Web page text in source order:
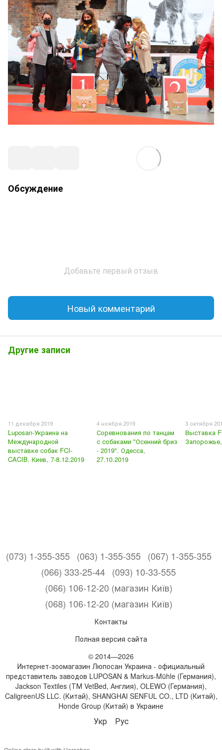
Обсуждение
Добавьте первый отзыв
Новый комментарий
Другие записи
11 декабря 2019
Luposan-Украина на
Международной
выставке собак FCI-
CACIB. Киев, 7-8.12.2019
4 ноября 2019
Соревнования по танцам
с собаками "Осенний бриз
- 2019". Одесса,
27.10.2019
3 октября
Выставка
(073) 1-355-355 (063) 1-355-355 (067) 1-355-355
(066) 333-25-44 (093) 10-33-555
(066) 106-12-20 (магазин Київ)
(068) 106-12-20 (магазин Київ)
Контакты
Полная версия сайта
© 2014—2026
Интернет-зоомагазин Люпосан Украина - официальный
представитель заводов LUPOSAN & Markus-Mühle (Германия),
Jackson Textiles (ТМ VetBed, Англия), OLEWO (Германия),
CaligreenUS LLC. (Китай), SHANGHAI SENFUL CO., LTD (Китай),
Honde Group (Китай) в Украине
Укр Рус